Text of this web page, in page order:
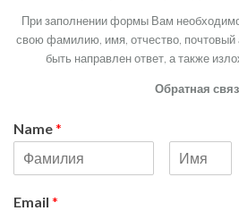
При заполнении формы Вам
свою фамилию, имя, отчество, почтовый
быть направлен ответ, а также
Обратная
Name*
Email *